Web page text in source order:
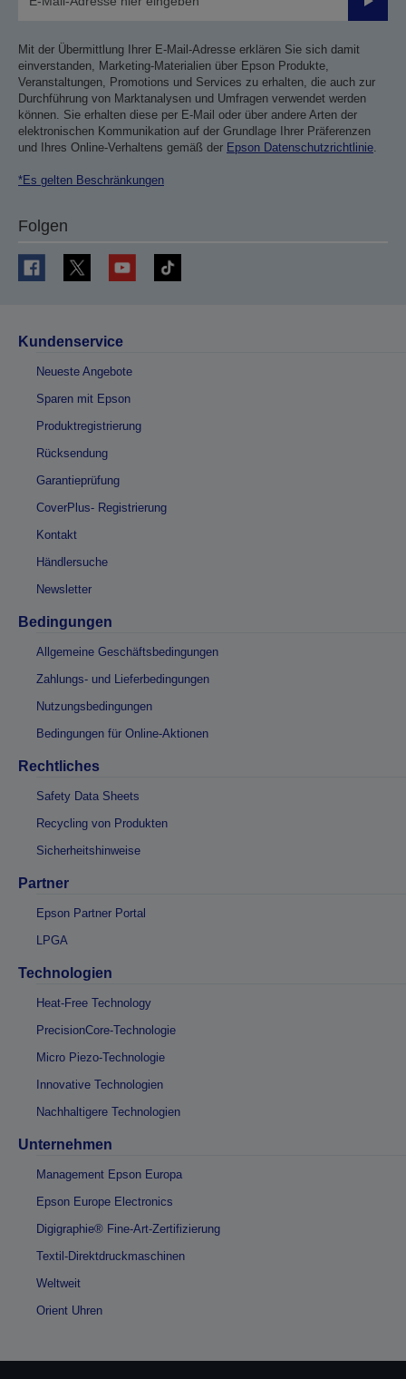
Mit der Übermittlung Ihrer E-Mail-Adresse erklären Sie sich damit
einverstanden, Marketing-Materialien über Epson Produkte,
Veranstaltungen, Promotions und Services zu erhalten, die auch zur
Durchführung von Marktanalysen und Umfragen verwendet werden
können. Sie erhalten diese per E-Mail oder über andere Arten der
elektronischen Kommunikation auf der Grundlage Ihrer Präferenzen
und Ihres Online-Verhaltens gemäß der Epson Datenschutzrichtlinie
*Es gelten Beschränkungen
Folgen
Kundenservice
Neueste Angebote
Sparen mit Epson
Produktregistrierung
Rücksendung
Garantieprüfung
CoverPlus- Registrierung
Kontakt
Händlersuche
Newsletter
Bedingungen
Allgemeine Geschäftsbedingungen
Zahlungs- und Lieferbedingungen
Nutzungsbedingungen
Bedingungen für Online-Aktionen
Rechtliches
Safety Data Sheets
Recycling von Produkten
Sicherheitshinweise
Partner
Epson Partner Portal
LPGA
Technologien
Heat-Free Technology
PrecisionCore-Technologie
Micro Piezo-Technologie
Innovative Technologien
Nachhaltigere Technologien
Unternehmen
Management Epson Europa
Epson Europe Electronics
Digigraphie® Fine-Art-Zertifizierung
Textil-Direktdruckmaschinen
Weltweit
Orient Uhren